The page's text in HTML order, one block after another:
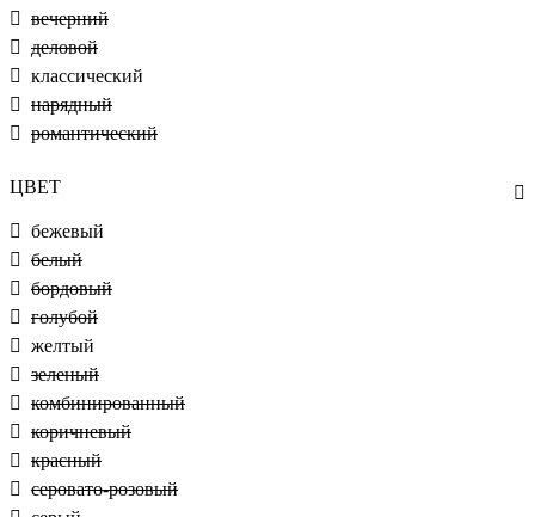
вечерний
деловой
классический
нарядный
романтический
ЦВЕТ
бежевый
белый
бордовый
голубой
желтый
зеленый
комбинированный
коричневый
красный
серовато-розовый